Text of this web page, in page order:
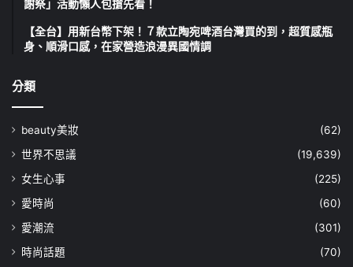
謝祭」活動懶人包搶先看！
【全台】用新台幣下架！７款立陶宛啤酒台灣買的到，超質感瓶
身、順滑口感，在家營造浪漫異國情調
分類
beauty美妝
(62)
世界不思議
(19,639)
女生心事
(225)
愛時尚
(60)
愛潮流
(301)
時尚話題
(70)